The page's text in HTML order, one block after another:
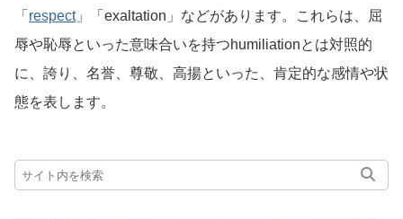
「 respect」「exaltation」などがあります。これらは、屈
辱や恥辱といった意味合いを持つhumiliationとは対照的
に、誇り、名誉、尊敬、高揚といった、肯定的な感情や状
態を表します。